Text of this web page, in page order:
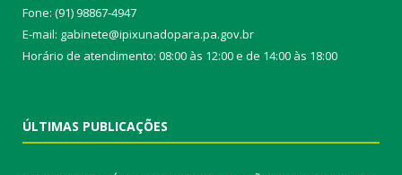
Fone: (91) 98867-4947
E-mail: gabinete@ipixunadopara.pa.gov.br
Horário de atendimento: 08:00 às 12:00 e de 14:00 às 18:00
ÚLTIMAS PUBLICAÇÕES